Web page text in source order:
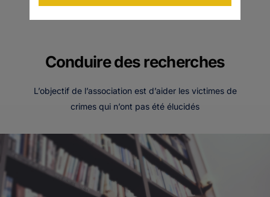
Conduire des recherches
L’objectif de l’association est d’aider les victimes de
crimes qui n’ont pas été élucidés